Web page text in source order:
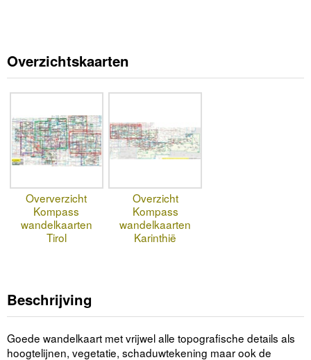
Overzichtskaarten
Oververzicht
Kompass
wandelkaarten
Tirol
Overzicht
Kompass
wandelkaarten
Karinthië
Beschrijving
Goede wandelkaart met vrijwel alle topografische details als
hoogtelijnen, vegetatie, schaduwtekening maar ook de